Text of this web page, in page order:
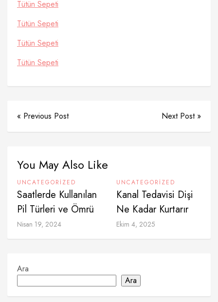
Tütün Sepeti
Tütün Sepeti
Tütün Sepeti
Tütün Sepeti
« Previous Post Next Post »
You May Also Like
UNCATEGORIZED
Saatlerde Kullanılan
Pil Türleri ve Ömrü
Nisan 19, 2024
UNCATEGORIZED
Kanal Tedavisi Dişi
Ne Kadar Kurtarır
Ekim 4, 2025
Ara
Ara